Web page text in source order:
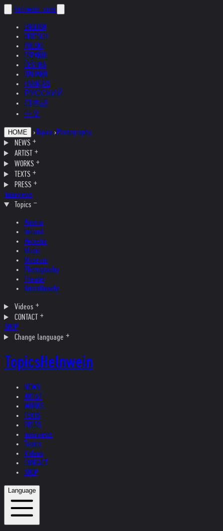
helnwein .com
ENGLISH
DEUTSCH
POLSKI
ESPAÑOL
ČEŠTINA
ITALIANO
FRANÇAIS
РУССКИЙ
日本語
中文
HOME › Topics ›Photography
NEWS
ARTIST
WORKS
TEXTS
PRESS
Interviews
Topics
Austria
Ireland
Helvetia
Music
Museum
Photography
Theater
Kristallnacht
Videos
CONTACT
SHOP
Change language
TopicsHelnwein
NEWS
ARTIST
WORKS
TEXTS
PRESS
Interviews
Topics
Videos
CONTACT
SHOP
Language